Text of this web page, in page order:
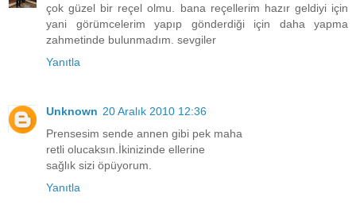
çok güzel bir reçel olmu. bana reçellerim hazır geldiyi için
yani görümcelerim yapıp gönderdiği için daha yapma
zahmetinde bulunmadım. sevgiler
Yanıtla
Unknown 20 Aralık 2010 12:36
Prensesim sende annen gibi pek maha
retli olucaksın.İkinizinde ellerine
sağlık sizi öpüyorum.
Yanıtla